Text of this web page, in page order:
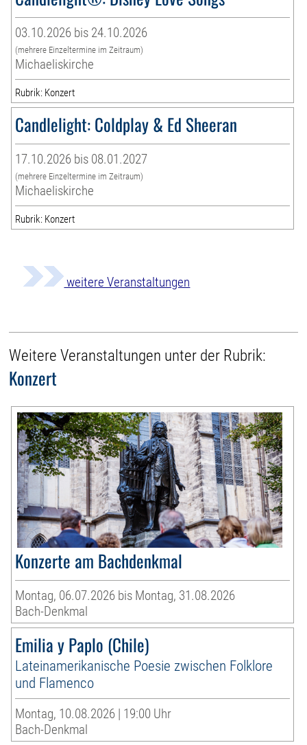
03.10.2026 bis 24.10.2026
(mehrere Einzeltermine im Zeitraum)
Michaeliskirche
Rubrik: Konzert
Candlelight: Coldplay & Ed Sheeran
17.10.2026 bis 08.01.2027
(mehrere Einzeltermine im Zeitraum)
Michaeliskirche
Rubrik: Konzert
weitere Veranstaltungen
Weitere Veranstaltungen unter der Rubrik:
Konzert
Konzerte am Bachdenkmal
Montag, 06.07.2026 bis Montag, 31.08.2026
Bach-Denkmal
Emilia y Paplo (Chile)
Lateinamerikanische Poesie zwischen Folklore
und Flamenco
Montag, 10.08.2026 | 19:00 Uhr
Bach-Denkmal